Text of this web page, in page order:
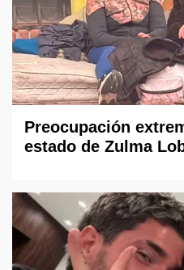
Preocupación
estado de Zulma